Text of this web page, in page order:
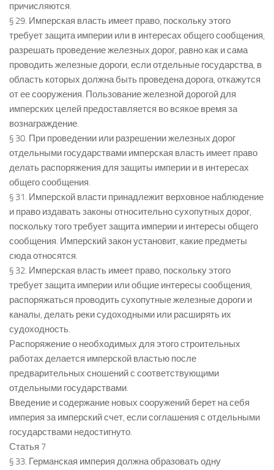
причисляются.
§ 29. Имперская власть имеет право, поскольку этого
требует защита империи или в интересах общего сообщения,
разрешать проведение железных дорог, равно как и сама
проводить железные дороги, если отдельные государства, в
область которых должна быть проведена дорога, откажутся
от ее сооружения. Пользование железной дорогой для
имперских целей предоставляется во всякое время за
вознаграждение.
§ 30. При проведении или разрешении железных дорог
отдельными государствами имперская власть имеет право
делать распоряжения для защиты империи и в интересах
общего сообщения.
§ 31. Имперской власти принадлежит верховное наблюдение
и право издавать законы относительно сухопутных дорог,
поскольку того требует защита империи и интересы общего
сообщения. Имперский закон установит, какие предметы
сюда относятся.
§ 32. Имперская власть имеет право, поскольку этого
требует защита империи или общие интересы сообщения,
распоряжаться проводить сухопутные железные дороги и
каналы, делать реки судоходными или расширять их
судоходность.
Распоряжение о необходимых для этого строительных
работах делается имперской властью после
предварительных сношений с соответствующими
отдельными государствами.
Введение и содержание новых сооружений берет на себя
империя за имперский счет, если соглашения с отдельными
государствами недостигнуто.
Статья 7
§ 33. Германская империя должна образовать одну